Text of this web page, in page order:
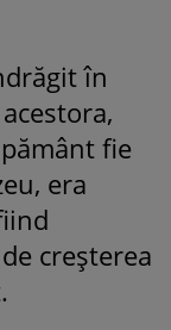
în
fie
era
creşterea